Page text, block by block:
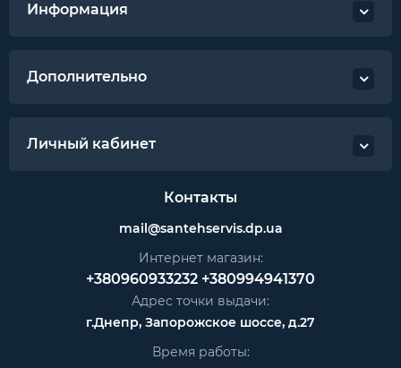
Информация
Дополнительно
Личный кабинет
Контакты
mail@santehservis.dp.ua
Интернет магазин:
+380960933232 +380994941370
Адрес точки выдачи:
г.Днепр, Запорожское шоссе, д.27
Время работы: